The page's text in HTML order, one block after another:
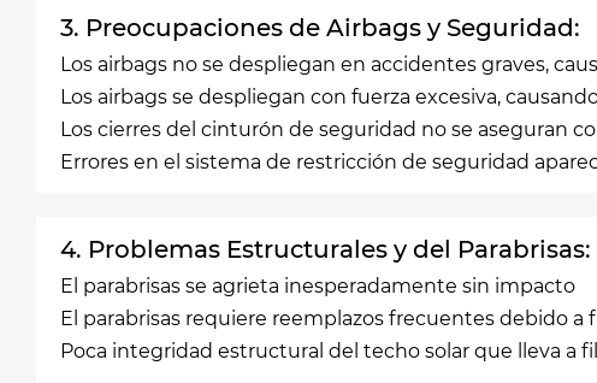
3. Preocupaciones de Airbags y Seguridad:
Los airbags no se despliegan en accidentes graves,
Los airbags se despliegan con fuerza excesiva,
Los cierres del cinturón de seguridad no se aseguran
Errores en el sistema de restricción de seguridad
4. Problemas Estructurales y del Parabrisas:
El parabrisas se agrieta inesperadamente sin impacto
El parabrisas requiere reemplazos frecuentes debido a
Poca integridad estructural del techo solar que lleva a